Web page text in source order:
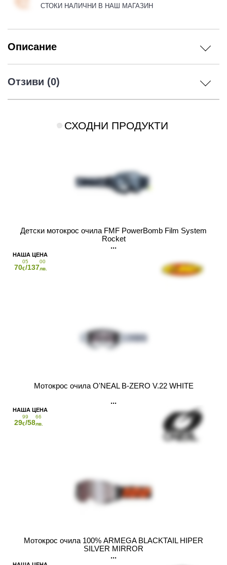
СТОКИ НАЛИЧНИ В НАШ МАГАЗИН
Описание
Отзиви (0)
СХОДНИ ПРОДУКТИ
Детски мотокрос очила FMF PowerBomb Film System
Rocket
70
05
€/137
00
лв.
Мотокрос очила O'NEAL B-ZERO V.22 WHITE
29
99
€/58
66
лв.
Мотокрос очила 100% ARMEGA BLACKTAIL HIPER
SILVER MIRROR